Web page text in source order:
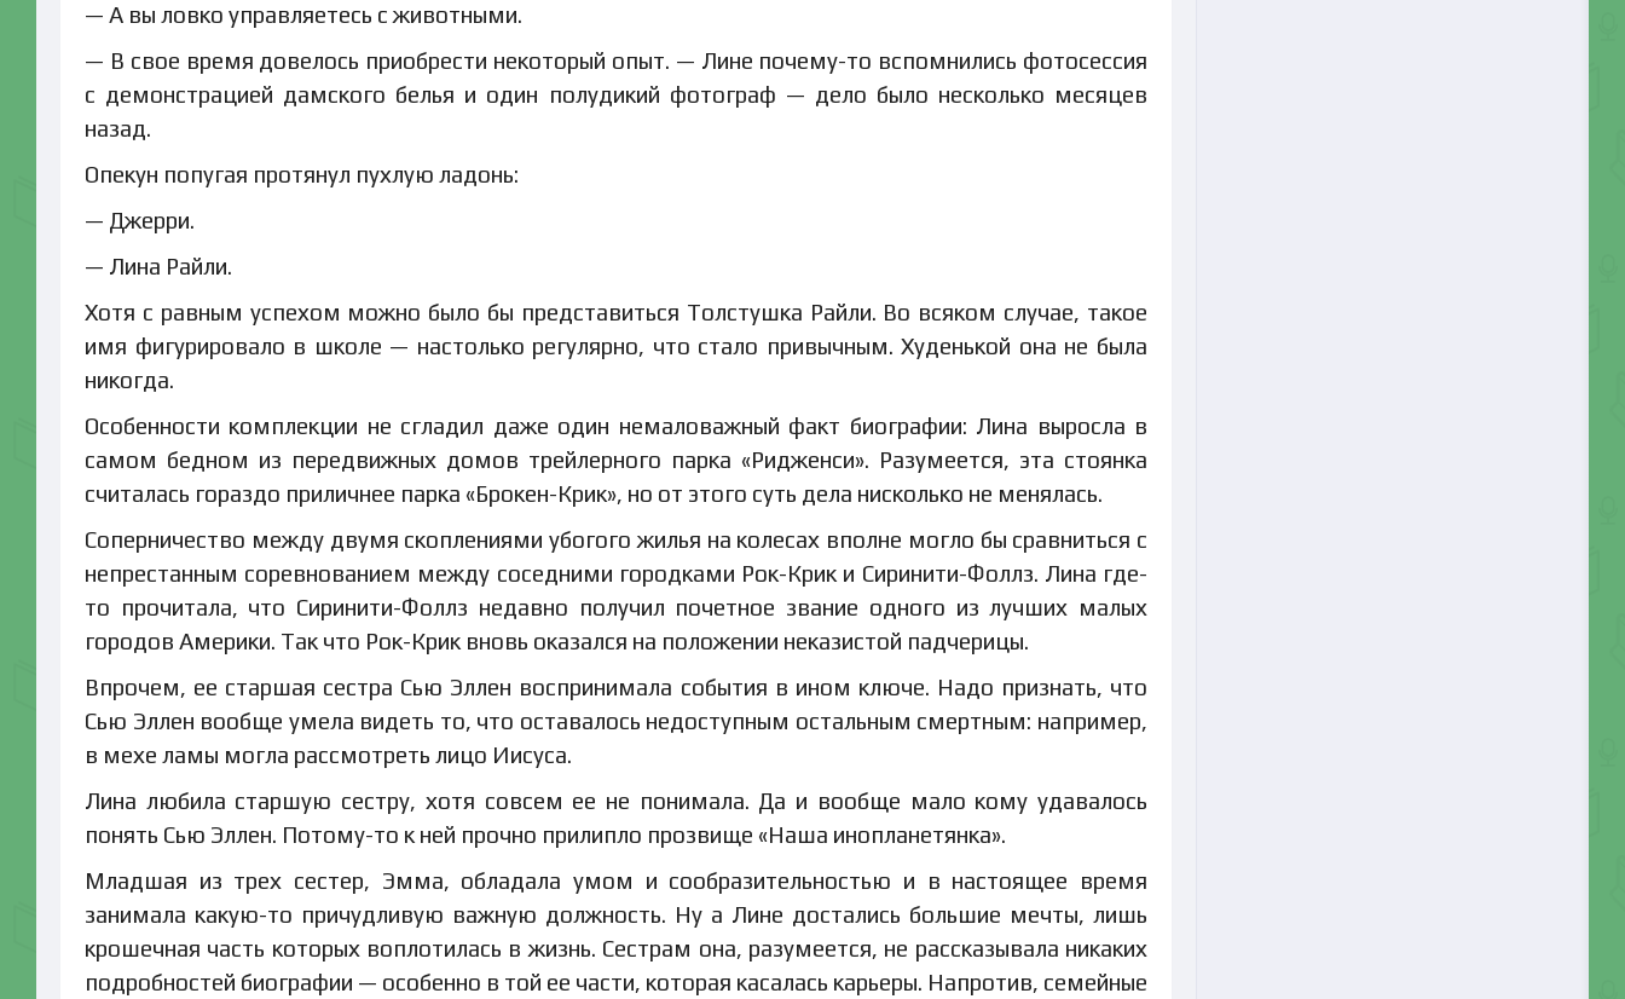
— А вы ловко управляетесь с животными.
— В свое время довелось приобрести некоторый опыт. — Лине почему-то вспомнились фотосессия
с демонстрацией дамского белья и один полудикий фотограф — дело было несколько месяцев
назад.
Опекун попугая протянул пухлую ладонь:
— Джерри.
— Лина Райли.
Хотя с равным успехом можно было бы представиться Толстушка Райли. Во всяком случае, такое
имя фигурировало в школе — настолько регулярно, что стало привычным. Худенькой она не была
никогда.
Особенности комплекции не сгладил даже один немаловажный факт биографии: Лина выросла в
самом бедном из передвижных домов трейлерного парка «Ридженси». Разумеется, эта стоянка
считалась гораздо приличнее парка «Брокен-Крик», но от этого суть дела нисколько не менялась.
Соперничество между двумя скоплениями убогого жилья на колесах вполне могло бы сравниться с
непрестанным соревнованием между соседними городками Рок-Крик и Сиринити-Фоллз. Лина где-
то прочитала, что Сиринити-Фоллз недавно получил почетное звание одного из лучших малых
городов Америки. Так что Рок-Крик вновь оказался на положении неказистой падчерицы.
Впрочем, ее старшая сестра Сью Эллен воспринимала события в ином ключе. Надо признать, что
Сью Эллен вообще умела видеть то, что оставалось недоступным остальным смертным: например,
в мехе ламы могла рассмотреть лицо Иисуса.
Лина любила старшую сестру, хотя совсем ее не понимала. Да и вообще мало кому удавалось
понять Сью Эллен. Потому-то к ней прочно прилипло прозвище «Наша инопланетянка».
Младшая из трех сестер, Эмма, обладала умом и сообразительностью и в настоящее время
занимала какую-то причудливую важную должность. Ну а Лине достались большие мечты, лишь
крошечная часть которых воплотилась в жизнь. Сестрам она, разумеется, не рассказывала никаких
подробностей биографии — особенно в той ее части, которая касалась карьеры. Напротив, семейные